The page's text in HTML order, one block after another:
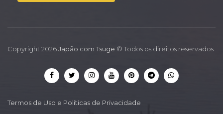
Copyright 2026Japão com Tsuge © Todos os direitos reservados
Termos de Uso e Políticas de Privacidade